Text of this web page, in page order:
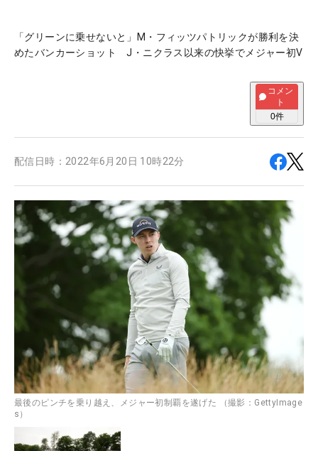
「グリーンに乗せないと」M・フィッツパトリックが勝利を決
めたバンカーショット J・ニクラス以来の快挙でメジャー初V
コメン
ト
0件
配信日時： 2022年6月20日 10時22分
最後のピンチを乗り越え、メジャー初制覇を遂げた （撮影：GettyImage
s）